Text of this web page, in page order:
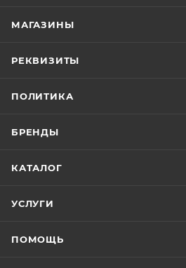
МАГАЗИНЫ
РЕКВИЗИТЫ
ПОЛИТИКА
БРЕНДЫ
КАТАЛОГ
УСЛУГИ
ПОМОЩЬ